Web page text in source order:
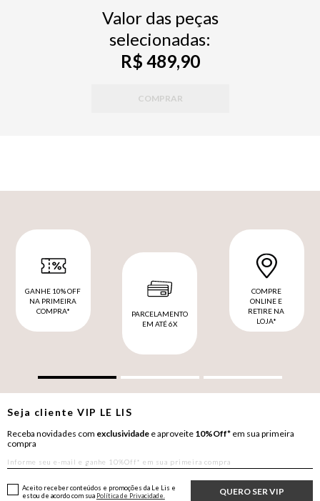
Valor das peças
selecionadas:
R$ 489,90
COMPRAR
GANHE 10% OFF
NA PRIMEIRA
COMPRA*
PARCELAMENTO
EM ATÉ 6X
COMPRE
ONLINE E
RETIRE NA
LOJA*
Seja clienteVIP LE LIS
Receba novidades com exclusividade e aproveite 10%Off* em sua primeira
compra
QUERO SER VIP
Aceito receber conteúdos e promoções da Le Lis e
estou de acordo com sua Política de Privacidade.